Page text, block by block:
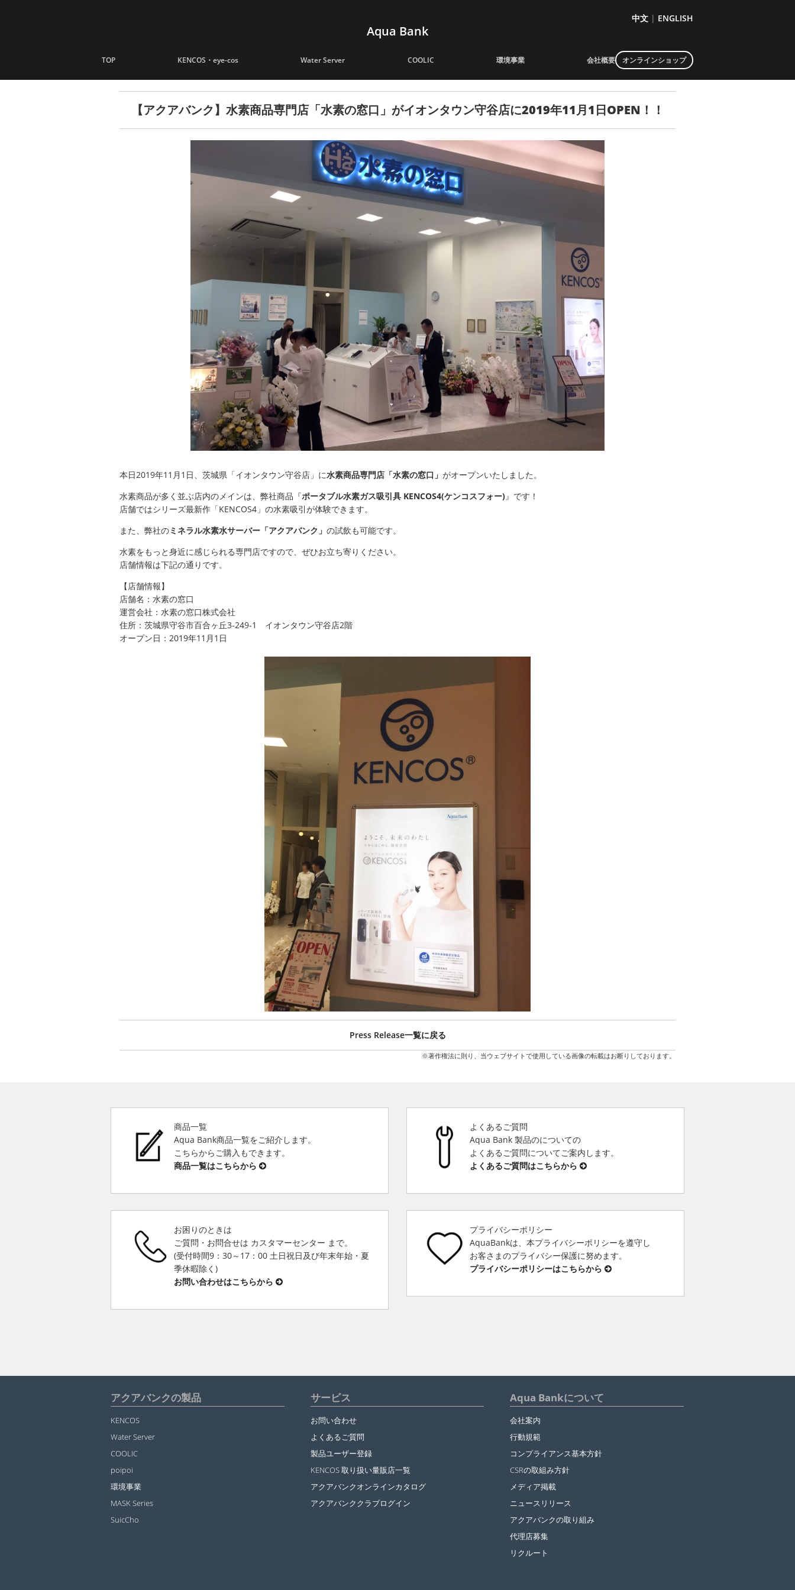
中文 | ENGLISH
Aqua Bank
TOP KENCOS・eye-cos Water Server COOLIC 環境事業 会社概要 オンラインショップ
【アクアバンク】水素商品専門店「水素の窓口」がイオンタウン守谷店に2019年11月1日OPEN！！
本日2019年11月1日、茨城県「イオンタウン守谷店」に水素商品専門店「水素の窓口」がオープンいたしました。
水素商品が多く並ぶ店内のメインは、弊社商品『ポータブル水素ガス吸引具 KENCOS4(ケンコスフォー)』です！
店舗ではシリーズ最新作「KENCOS4」の水素吸引が体験できます。
また、弊社のミネラル水素水サーバー「アクアバンク」の試飲も可能です。
水素をもっと身近に感じられる専門店ですので、ぜひお立ち寄りください。
店舗情報は下記の通りです。
【店舗情報】
店舗名：水素の窓口
運営会社：水素の窓口株式会社
住所：茨城県守谷市百合ヶ丘3-249-1 イオンタウン守谷店2階
オープン日：2019年11月1日
Press Release一覧に戻る
※著作権法に則り、当ウェブサイトで使用している画像の転載はお断りしております。
商品一覧
Aqua Bank商品一覧をご紹介します。
こちらからご購入もできます。
商品一覧はこちらから
よくあるご質問
Aqua Bank 製品のについての
よくあるご質問についてご案内します。
よくあるご質問はこちらから
お困りのときは
ご質問・お問合せは カスタマーセンター まで。
(受付時間9：30～17：00 土日祝日及び年末年始・夏
季休暇除く)
お問い合わせはこちらから
プライバシーポリシー
AquaBankは、本プライバシーポリシーを遵守し
お客さまのプライバシー保護に努めます。
プライバシーポリシーはこちらから
アクアバンクの製品
KENCOS
Water Server
COOLIC
poipoi
環境事業
MASK Series
SuicCho
サービス
お問い合わせ
よくあるご質問
製品ユーザー登録
KENCOS 取り扱い量販店一覧
アクアバンクオンラインカタログ
アクアバンククラブログイン
Aqua Bankについて
会社案内
行動規範
コンプライアンス基本方針
CSRの取組み方針
メディア掲載
ニュースリリース
アクアバンクの取り組み
代理店募集
リクルート